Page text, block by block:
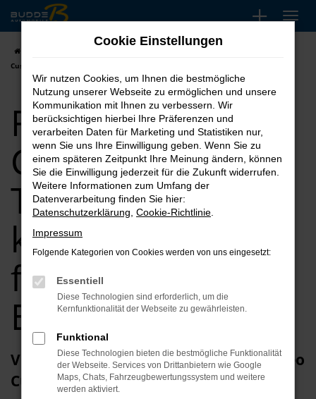
Zum
Hauptinhalt
springen
Ford Tourneo Custom
Custom Tageszulassung kaufen, leasen, finanzieren für Essen
Ford Tourneo
Custom
Tageszulassung
kaufen, leasen,
finanzieren für
Essen
Viele gute Gründe für eine Ford Tourneo
Custom Tageszulassung in Essen
Cookie Einstellungen
Wir nutzen Cookies, um Ihnen die bestmögliche
Nutzung unserer Webseite zu ermöglichen und unsere
Kommunikation mit Ihnen zu verbessern. Wir
berücksichtigen hierbei Ihre Präferenzen und
verarbeiten Daten für Marketing und Statistiken nur,
wenn Sie uns Ihre Einwilligung geben. Wenn Sie zu
einem späteren Zeitpunkt Ihre Meinung ändern, können
Sie die Einwilligung jederzeit für die Zukunft widerrufen.
Weitere Informationen zum Umfang der
Datenverarbeitung finden Sie hier:
Datenschutzerklärung Cookie-Richtlinie
Impressum
Folgende Kategorien von Cookies werden von uns eingesetzt:
Essentiell
Diese Technologien sind erforderlich, um die
Kernfunktionalität der Webseite zu gewährleisten.
Funktional
Diese Technologien bieten die bestmögliche Funktionalität
der Webseite. Services von Drittanbietern wie Google
Maps, Chats, Fahrzeugbewertungssystem und weitere
werden aktiviert.